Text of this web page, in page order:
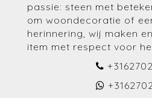
passie: steen met
om woondecoratie of
herinnering, wij maken
item met respect voor